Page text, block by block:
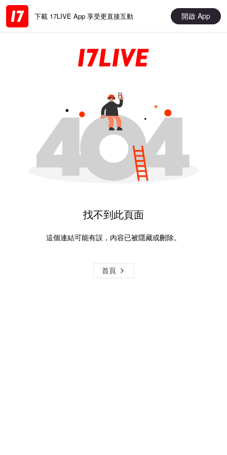
下載 17LIVE App 享受更直接互動 開啟 App
找不到此頁面
這個連結可能有誤，內容已被隱藏或刪除。
首頁